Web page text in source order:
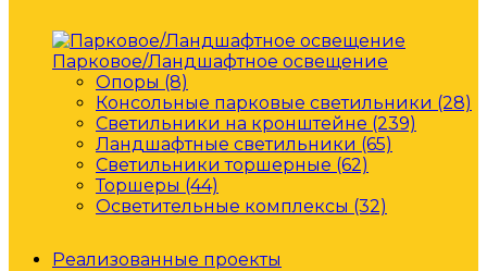
Парковое/Ландшафтное освещение
Опоры (8)
Консольные парковые светильники (28)
Светильники на кронштейне (239)
Ландшафтные светильники (65)
Светильники торшерные (62)
Торшеры (44)
Осветительные комплексы (32)
Реализованные проекты